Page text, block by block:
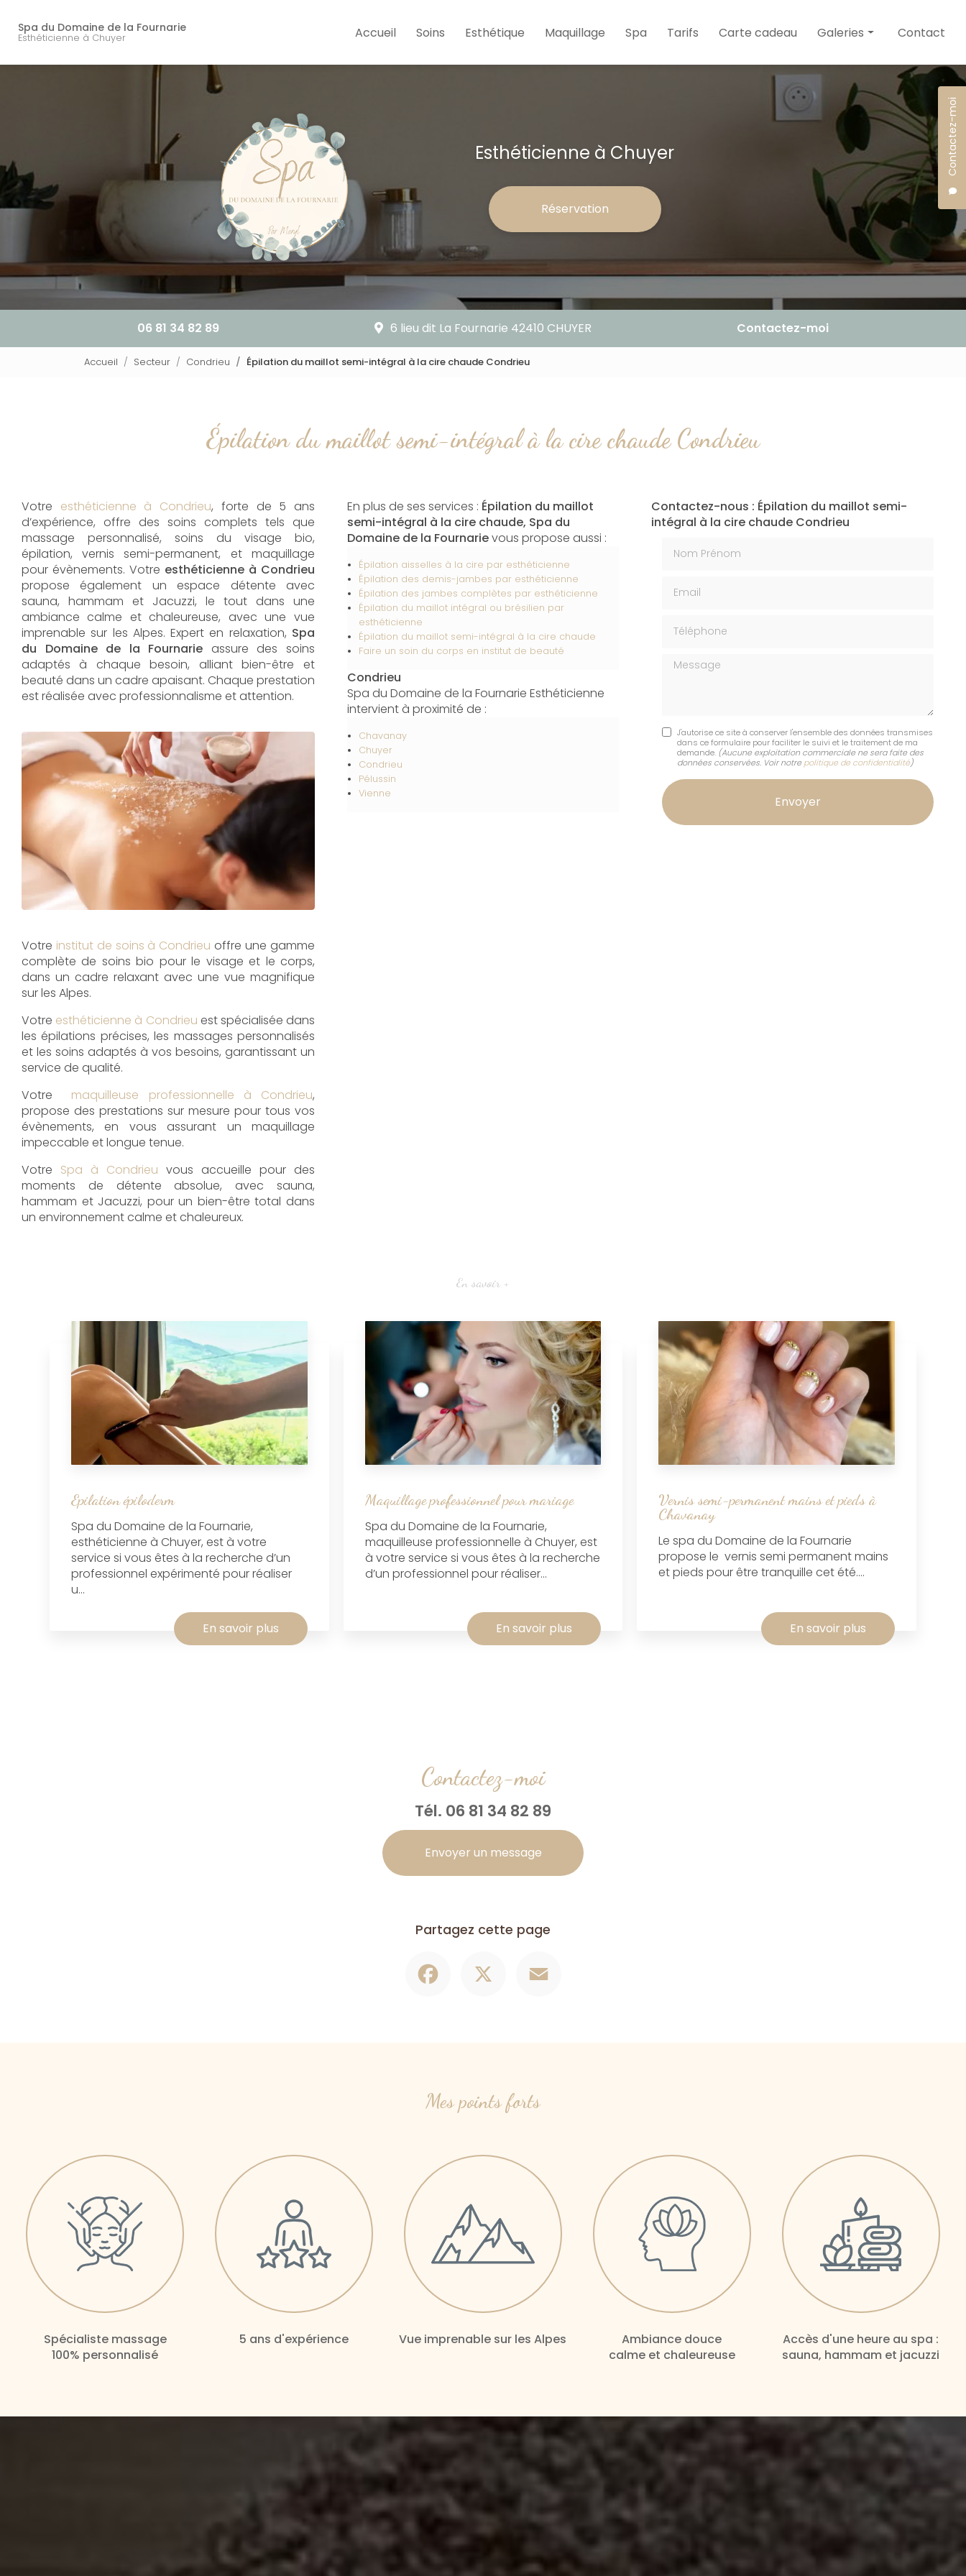
contenu
Spa du Domaine de la Fournarie
Esthéticienne à Chuyer
Contactez-moi
Accueil
Soins Esthétique Maquillage Spa Tarifs Carte cadeau Galeries
Soins
Esthétique
Contact
Esthéticienne à Chuyer
Réservation
06 81 34 82 89 6 lieu dit La Fournarie 42410 CHUYER Contactez-moi
Accueil Secteur Condrieu Épilation du maillot semi-intégral à la cire chaude Condrieu
Épilation du maillot semi-intégral à la cire chaude Condrieu
Votre esthéticienne à Condrieu, forte de 5 ans
d’expérience, offre des soins complets tels que
massage personnalisé, soins du visage bio,
épilation, vernis semi-permanent, et maquillage
pour évènements. Votre esthéticienne à Condrieu
propose également un espace détente avec
sauna, hammam et Jacuzzi, le tout dans une
ambiance calme et chaleureuse, avec une vue
imprenable sur les Alpes. Expert en relaxation, Spa
du Domaine de la Fournarie assure des soins
adaptés à chaque besoin, alliant bien-être et
beauté dans un cadre apaisant. Chaque prestation
est réalisée avec professionnalisme et attention.
Votre institut de soins à Condrieu offre une gamme
complète de soins bio pour le visage et le corps,
dans un cadre relaxant avec une vue magnifique
sur les Alpes.
Votre esthéticienne à Condrieu est spécialisée dans
les épilations précises, les massages personnalisés
et les soins adaptés à vos besoins, garantissant un
service de qualité.
Votre maquilleuse professionnelle à Condrieu,
propose des prestations sur mesure pour tous vos
évènements, en vous assurant un maquillage
impeccable et longue tenue.
Votre Spa à Condrieu vous accueille pour des
moments de détente absolue, avec sauna,
hammam et Jacuzzi, pour un bien-être total dans
un environnement calme et chaleureux.
En plus de ses services : Épilation du maillot
semi-intégral à la cire chaude, Spa du
Domaine de la Fournarievous propose aussi :
Épilation aisselles à la cire par esthéticienne
Épilation des demis-jambes par esthéticienne
Épilation des jambes complètes par esthéticienne
Épilation du maillot intégral ou brésilien par
esthéticienne
Épilation du maillot semi-intégral à la cire chaude
Faire un soin du corps en institut de beauté
Condrieu
Spa du Domaine de la Fournarie Esthéticienne
intervient à proximité de :
Chavanay
Chuyer
Condrieu
Pélussin
Vienne
Contactez-nous : Épilation du maillot semi-
intégral à la cire chaude Condrieu
Message
J'autorise ce site à conserver l'ensemble des données transmises
dans ce formulaire pour faciliter le suivi et le traitement de ma
demande. (Aucune exploitation commerciale ne sera faite des
données conservées. Voir notre politique de confidentialité)
En savoir +
Epilation épiloderm
Spa du Domaine de la Fournarie,
esthéticienne à Chuyer, est à votre
service si vous êtes à la recherche d’un
professionnel expérimenté pour réaliser
u...
En savoir plus
Maquillage professionnel pour mariage
Spa du Domaine de la Fournarie,
maquilleuse professionnelle à Chuyer, est
à votre service si vous êtes à la recherche
d’un professionnel pour réaliser...
En savoir plus
Vernis semi-permanent mains et pieds à
Chavanay
Le spa du Domaine de la Fournarie
propose le vernis semi permanent mains
et pieds pour être tranquille cet été....
En savoir plus
Contactez-moi
Tél. 06 81 34 82 89
Envoyer un message
Partagez cette page
Mes points forts
Spécialiste massage
100% personnalisé
5 ans d'expérience Vue imprenable sur les Alpes
Ambiance douce
calme et chaleureuse
Accès d'une heure au spa :
sauna, hammam et jacuzzi